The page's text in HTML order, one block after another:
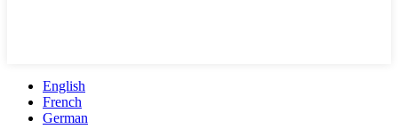
English
French
German